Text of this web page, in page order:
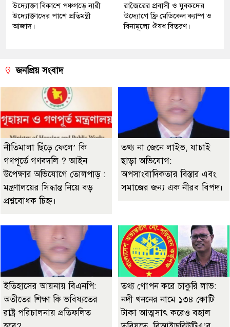
উদ্যোক্তা বিকাশে পঞ্চগড়ে নারী
উদ্যোক্তাদের পাশে প্রতিমন্ত্রী
আজাদ।
রাজৈরের‌ প্রবাসী ও যুবকদের
উদ্যোগে ফ্রি মেডিকেল ক্যাম্প ও
বিনামূল্যে ঔষধ বিতরণ।
জনপ্রিয় সংবাদ
নীতিমালা ছিঁড়ে ফেলে’ কি
গণপূর্তে গণবদলি ? আইন
উপেক্ষার অভিযোগে তোলপাড় :
মন্ত্রণালয়ের সিদ্ধান্ত নিয়ে বড়
প্রশ্নবোধক চিহ্ন।
তথ্য না জেনে লাইভ, যাচাই
ছাড়া অভিযোগ:
অপসাংবাদিকতার বিস্তার এবং
সমাজের জন্য এক নীরব বিপদ।
ইতিহাসের আয়নায় বিএনপি:
অতীতের শিক্ষা কি ভবিষ্যতের
রাষ্ট্র পরিচালনায় প্রতিফলিত
তথ্য গোপন করে চাকুরি লাভ:
নদী খননের নামে ১৩৪ কোটি
টাকা আত্মসাৎ করেও বহাল